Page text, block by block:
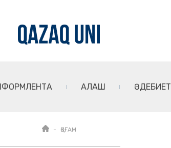
АЛАШ ӘДЕБИЕТ
ҚОҒАМ